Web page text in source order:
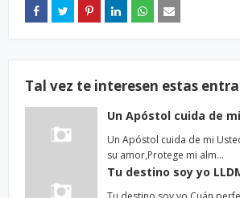
Tal vez te interesen estas
Un Apóstol cuida de
Un Apóstol cuida de mi
su amor,Protege mi alm…
Tu destino soy yo